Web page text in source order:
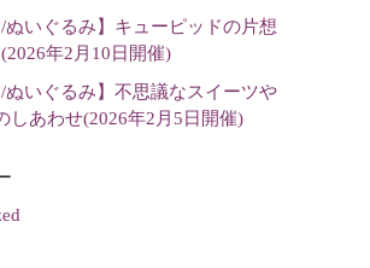
/ぬいぐるみ】キューピッドの片想
年2月10日開催)
/ぬいぐるみ】不思議なスイーツや
しあわせ(2026年2月5日開催)